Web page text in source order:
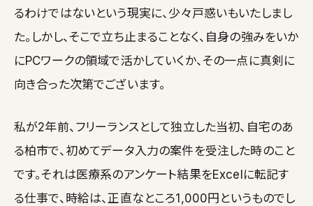
るわけではないという現実に、少々戸惑いもいたしまし
た。しかし、そこで立ち止まることなく、自身の強みをいか
にPCワークの領域で活かしていくか、その一点に真剣に
向き合った次第でございます。
私が2年前、フリーランスとして独立した当初、自宅のあ
る柏市で、初めてデータ入力の案件を受注した時のこと
です。それは医療系のアンケート結果をExcelに転記す
る仕事で、時給は、正直なところ1,000円というものでし